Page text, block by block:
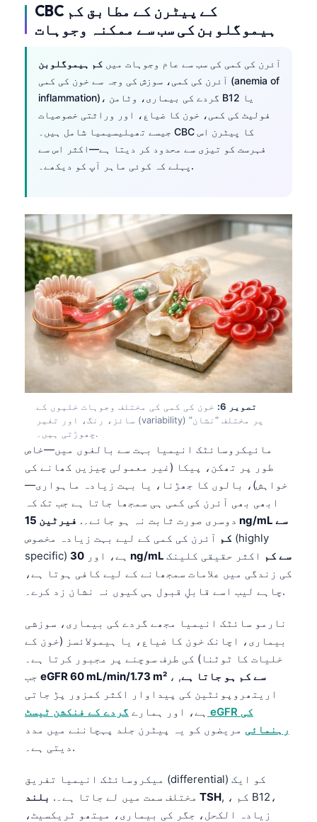
CBC کے پیٹرن کے مطابق کم
ہیموگلوبن کی سب سے ممکنہ وجوہات
آئرن کی کمی کی سب سے عام وجوہات میں کم ہیموگلوبن
آئرن کی کمی، سوزش کی وجہ سے خون کی کمی (anemia of
inflammation)، گردے کی بیماری، وٹامن B12 یا
فولیٹ کی کمی، خون کا ضیاع، اور وراثتی خصوصیات
جیسے تھیلیسیمیا شامل ہیں۔ CBC کا پیٹرن اس
فہرست کو تیزی سے محدود کر دیتا ہے—اکثر اس سے
پہلے کہ کوئی ماہر آپ کو دیکھے۔.
تصویر 6:
خون کی کمی کی مختلف وجوہات خلیوں کے
سائز، رنگ، اور تغیر (variability) پر مختلف “نشان”
چھوڑتی ہیں۔.
مائیکروسائٹک انیمیا بہت سے بالغوں میں—خاص
طور پر تھکن، پیکا (غیر معمولی چیزیں کھانے کی
خواہش)، بالوں کا جھڑنا، یا بہت زیادہ ماہواری—
ابھی بھی آئرن کی کمی ہی سمجھا جاتا ہے جب تک کہ
دوسری صورت ثابت نہ ہو جائے۔.
فیرٹین 15 ng/mL سے
کم آئرن کی کمی کے لیے بہت زیادہ مخصوص (highly
specific) ہے، اور
30 ng/mL سے کم اکثر حقیقی کلینک
کی زندگی میں علامات سمجھانے کے لیے کافی ہوتا ہے،
چاہے لیب اسے قابلِ قبول ہی کیوں نہ نشان زد کرے۔.
نارمو سائٹک انیمیا مجھے گردے کی بیماری، سوزشی
بیماری، اچانک خون کا ضیاع، یا ہیمولائسز (خون کے
خلیات کا ٹوٹنا) کی طرف سوچنے پر مجبور کرتا ہے۔
eGFR 60 mL/min/1.73 m² سے کم ہو جاتا ہے, ،
اریتھروپوئٹین کی پیداوار اکثر کمزور پڑ جاتی
ہے، اور ہمارے گردے کے فنکشن ٹیسٹ eGFR کی
رہنمائی مریضوں کو یہ پیٹرن جلد پہچاننے میں مدد
دیتی ہے۔.
میکروسائٹک انیمیا تفریق (differential) کو ایک
مختلف سمت میں لے جاتا ہے۔. بلند TSH, ، کم B12،
زیادہ الکحل، جگر کی بیماری، میتھو ٹریکسیٹ،
Polski
한국어
Magyar
Shqip
मराठी
తెలుగు
ગુજરાતી
ಕನ್ನಡ
മലയാളം
Bahasa Melayu
Tiếng Việt
ไทย
ဗမာစာ
ភាសាខ្មែរ
Kiswahili
አማርኛ
Українська
O‘zbekcha
Català
Қазақ тілі
Suomi
Hrvatski
پښتو
سنڌي
සිංහල
অসমীয়া
Latviešu valoda
Македонски јазик